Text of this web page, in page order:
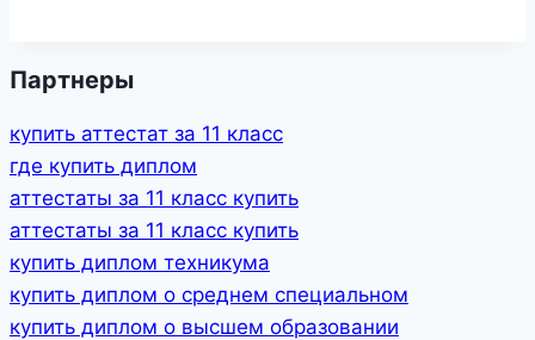
Партнеры
купить аттестат за 11 класс
где купить диплом
аттестаты за 11 класс купить
аттестаты за 11 класс купить
купить диплом техникума
купить диплом о среднем специальном
купить диплом о высшем образовании